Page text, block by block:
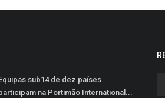
sub14 de dez países
na Portimão International...